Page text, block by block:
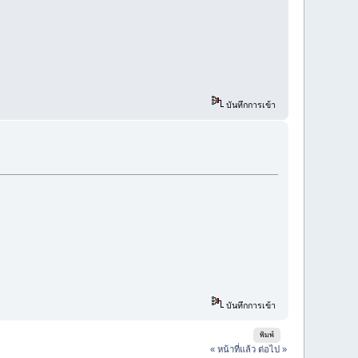
บันทึกการเข้า
บันทึกการเข้า
พิมพ์
« หน้าที่แล้ว ต่อไป »